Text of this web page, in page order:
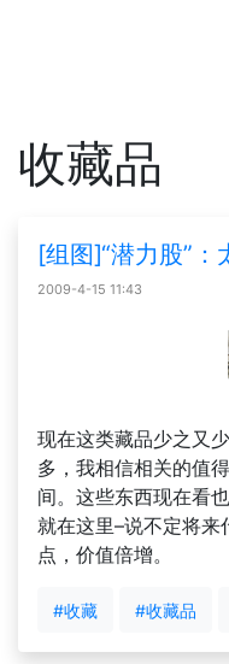
收藏品
[组图]“潜力股”：
2009-4-15 11:43
现在这类藏品少之又
多，我相信相关的值
间。这些东西现在看
就在这里–说不定将
点，价值倍增。
#收藏 #收藏品